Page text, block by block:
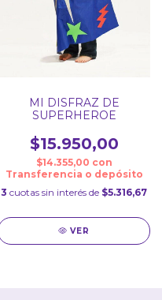
MI DISFRAZ DE
SUPERHEROE
$15.950,00
$14.355,00 con
Transferencia o depósito
3 cuotas sin interés de $5.316,67
VER